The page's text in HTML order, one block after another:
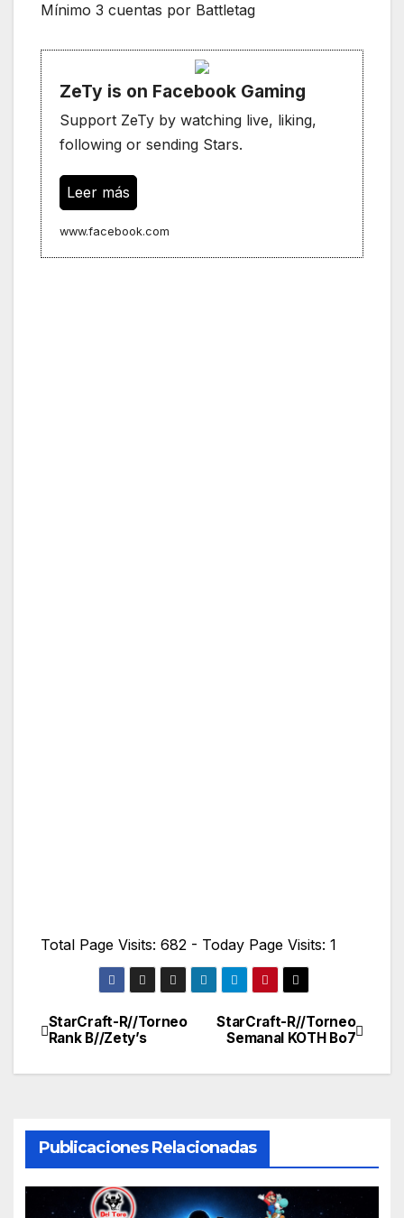
Mínimo 3 cuentas por Battletag
ZeTy is on Facebook Gaming
Support ZeTy by watching live, liking,
following or sending Stars.
Leer más
www.facebook.com
Total Page Visits: 682 - Today Page Visits: 1
Navegación
de
StarCraft-R//Torneo
Semanal KOTH Bo7
StarCraft-R//Torneo
Rank B//Zety’s
Publicaciones Relacionadas